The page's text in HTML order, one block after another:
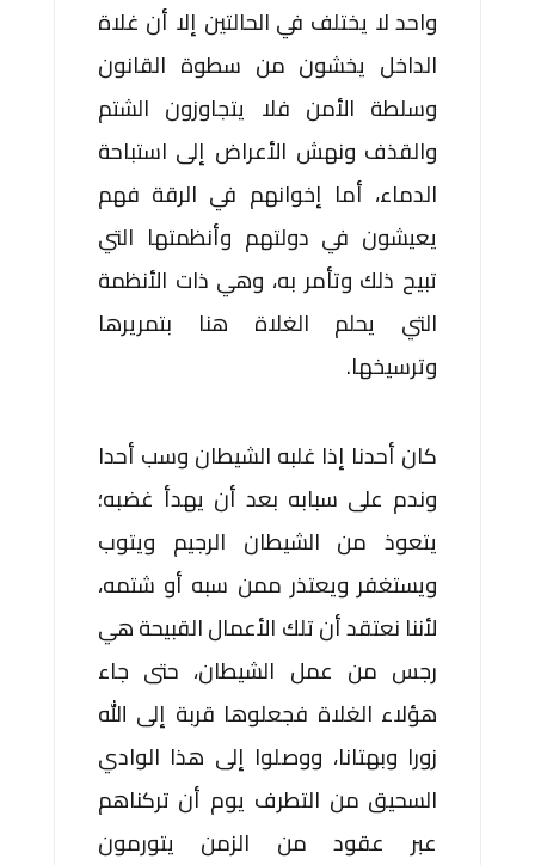
واحد لا يختلف في الحالتين إلا أن غلاة
الداخل يخشون من سطوة القانون
وسلطة الأمن فلا يتجاوزون الشتم
والقذف ونهش الأعراض إلى استباحة
الدماء، أما إخوانهم في الرقة فهم
يعيشون في دولتهم وأنظمتها التي
تبيح ذلك وتأمر به، وهي ذات الأنظمة
التي يحلم الغلاة هنا بتمريرها
وترسيخها.
كان أحدنا إذا غلبه الشيطان وسب أحدا
وندم على سبابه بعد أن يهدأ غضبه؛
يتعوذ من الشيطان الرجيم ويتوب
ويستغفر ويعتذر ممن سبه أو شتمه،
لأننا نعتقد أن تلك الأعمال القبيحة هي
رجس من عمل الشيطان، حتى جاء
هؤلاء الغلاة فجعلوها قربة إلى الله
زورا وبهتانا، ووصلوا إلى هذا الوادي
السحيق من التطرف يوم أن تركناهم
عبر عقود من الزمن يتورمون